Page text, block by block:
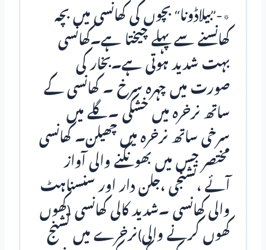
٭-”بیلاڈونا“ بچوں کی کھانسی میں بچہ
کھانسنے سے پہلے چیختا ہے۔کھانسی
بہت شدید ہوتی ہے۔بخار کی
صورت میں چہرہ سرخ ۔ کھانسی کے
ساتھ نرخرہ میں خشکی ۔گلے میں
سرخی ساتھ نرخرہ میں چھیلن۔ کھانسی
مختصر جس میں بھونکنے والی آواز
آئے ،تشنجی ،جلن دار اور سنسناہٹ
والی کھانسی ۔شدید کالی کھانسی (کھوں
کھوں کرنے والی)نرخرے میں تشنج